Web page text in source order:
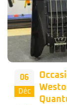
06
Déc